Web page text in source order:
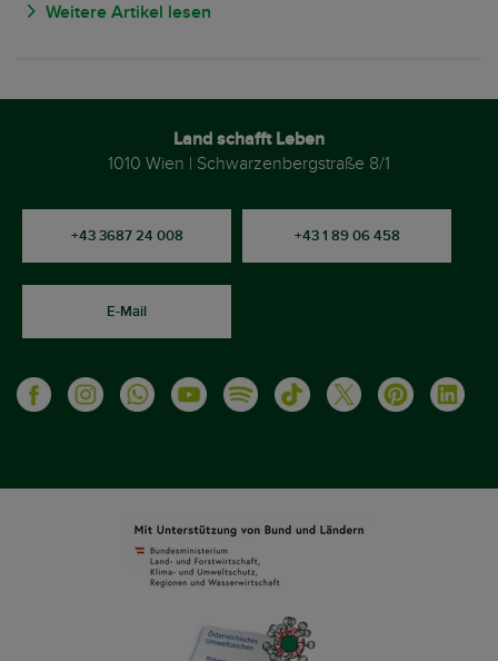
Weitere Artikel lesen
Land schafft Leben
1010 Wien | Schwarzenbergstraße 8/1
+43 3687 24 008 +43 1 89 06 458
E-Mail